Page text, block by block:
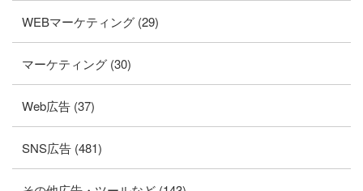
WEBマーケティング (29)
マーケティング (30)
Web広告 (37)
SNS広告 (481)